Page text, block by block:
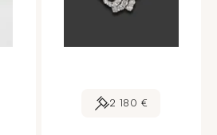
2 180 €